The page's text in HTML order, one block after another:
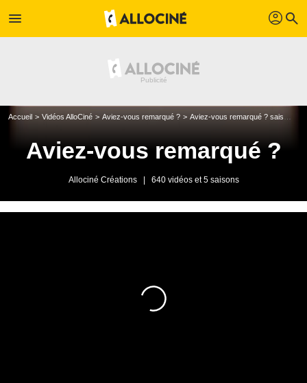
menu profil search
Accueil Vidéos AlloCiné Aviez-vous remarqué ? Aviez-vous remarqué ? saison 1
Aviez-vous remarqué ?
Allociné Créations 640 vidéos et 5 saisons